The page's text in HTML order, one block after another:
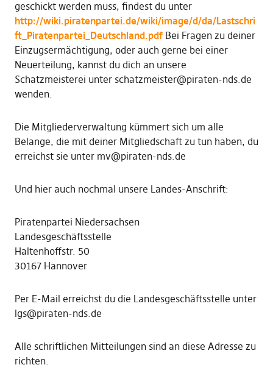
geschickt werden muss, findest du unter
http://wiki.piratenpartei.de/wiki/image/d/da/Lastschri
ft_Piratenpartei_Deutschland.pdfBei Fragen zu deiner
Einzugsermächtigung, oder auch gerne bei einer
Neuerteilung, kannst du dich an unsere
Schatzmeisterei unter schatzmeister@piraten-nds.de
wenden.
Die Mitgliederverwaltung kümmert sich um alle
Belange, die mit deiner Mitgliedschaft zu tun haben, du
erreichst sie unter mv@piraten-nds.de
Und hier auch nochmal unsere Landes-Anschrift:
Piratenpartei Niedersachsen
Landesgeschäftsstelle
Haltenhoffstr. 50
30167 Hannover
Per E-Mail erreichst du die Landesgeschäftsstelle unter
lgs@piraten-nds.de
Alle schriftlichen Mitteilungen sind an diese Adresse zu
richten.